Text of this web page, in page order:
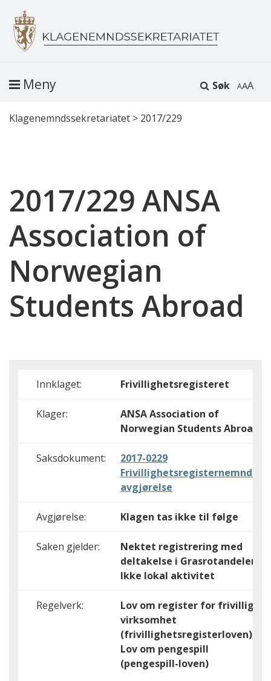
Søk A
Meny
Klagenemndssekretariatet > 2017/229
2017/229 ANSA
Association of
Norwegian
Students Abroad
Innklaget: Frivillighetsregisteret
Klager:
ANSA Association of
Norwegian Students Abroad
Saksdokument:
2017-0229
Frivillighetsregisternemndas
avgjørelse
Avgjørelse: Klagen tas ikke til følge
Saken gjelder:
Nektet registrering med
deltakelse i Grasrotandelen,
Ikke lokal aktivitet
Regelverk:
Lov om register for frivillig
virksomhet
(frivillighetsregisterloven),
Lov om pengespill
(pengespill-loven)